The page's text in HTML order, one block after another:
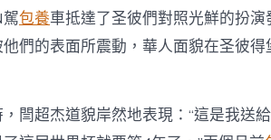
小
伙
圓
界
杯〉
包養車抵達了圣彼們對照光鮮的扮
們的表面所震動，華人面貌在圣彼
閆超杰道貌岸然地表現：“這是我送